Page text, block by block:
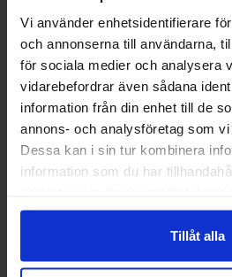
Vi använder enhetsidentifierare
och annonserna till användarna,
för sociala medier och analysera
vidarebefordrar även sådana
information från din enhet till de
annons- och analysföretag som
Dessa kan i sin tur kombinera
information som du har
Tillåt alla
Chupa Chups Fruit Klubbor Hink
479.90 kr
Andra